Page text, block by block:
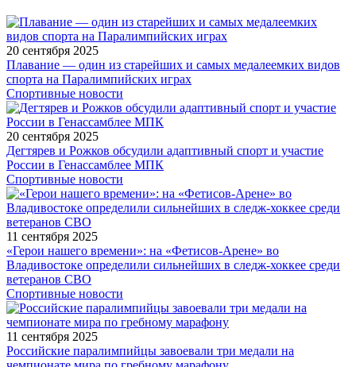
20 сентября 2025
Плавание — один из старейших и самых медалеемких видов
спорта на Паралимпийских играх
Спортивные новости
20 сентября 2025
Дегтярев и Рожков обсудили адаптивный спорт и участие
России в Генассамблее МПК
Спортивные новости
11 сентября 2025
«Герои нашего времени»: на «Фетисов-Арене» во
Владивостоке определили сильнейших в следж-хоккее среди
ветеранов СВО
Спортивные новости
11 сентября 2025
Российские паралимпийцы завоевали три медали на